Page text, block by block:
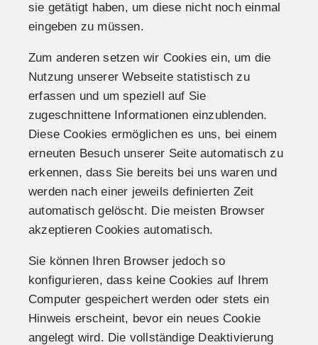
sie getätigt haben, um diese nicht noch einmal
eingeben zu müssen.
Zum anderen setzen wir Cookies ein, um die
Nutzung unserer Webseite statistisch zu
erfassen und um speziell auf Sie
zugeschnittene Informationen einzublenden.
Diese Cookies ermöglichen es uns, bei einem
erneuten Besuch unserer Seite automatisch zu
erkennen, dass Sie bereits bei uns waren und
werden nach einer jeweils definierten Zeit
automatisch gelöscht. Die meisten Browser
akzeptieren Cookies automatisch.
Sie können Ihren Browser jedoch so
konfigurieren, dass keine Cookies auf Ihrem
Computer gespeichert werden oder stets ein
Hinweis erscheint, bevor ein neues Cookie
angelegt wird. Die vollständige Deaktivierung